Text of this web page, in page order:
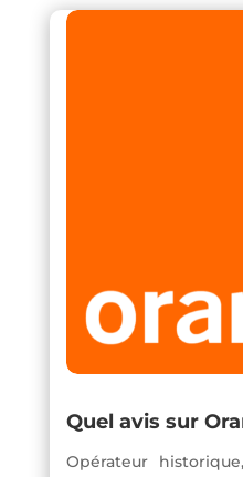
Quel avis sur
Opérateur